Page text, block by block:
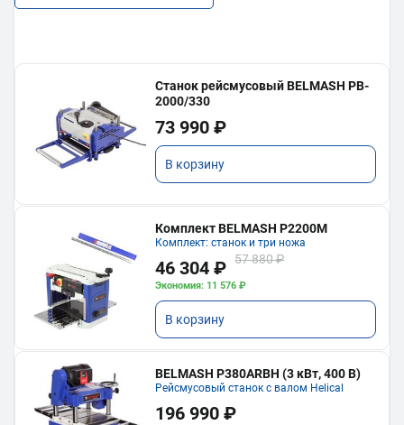
Станок рейсмусовый BELMASH PB-
2000/330
73 990 ₽
В корзину
Комплект BELMASH P2200M
Комплект: станок и три ножа
46 304 ₽ 57 880 ₽
Экономия: 11 576 ₽
В корзину
BELMASH P380ARBH (3 кВт, 400 В)
Рейсмусовый станок с валом Helical
196 990 ₽